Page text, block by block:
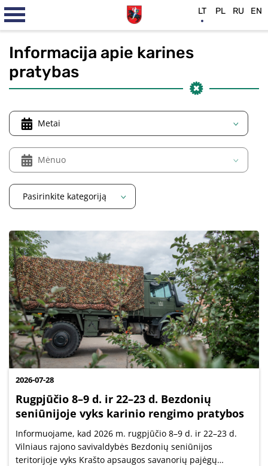
Informacija apie karines
pratybas
Metai
Mėnuo
Pasirinkite kategoriją
2026-07-28
Rugpjūčio 8–9 d. ir 22–23 d. Bezdonių
seniūnijoje vyks karinio rengimo pratybos
Informuojame, kad 2026 m. rugpjūčio 8–9 d. ir 22–23 d.
Vilniaus rajono savivaldybės Bezdonių seniūnijos
teritorijoje vyks Krašto apsaugos savanorių pajėgų
LT PL RU EN